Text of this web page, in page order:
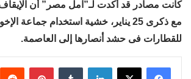
كانت مصادر قد أكدت لـ”امل مصر” أن الإيقاف
مع ذكرى 25 يناير، خشية استخدام جماعة
للقطارات فى حشد أنصارها إلى العاصمة.
لينكدإن بينتيريست